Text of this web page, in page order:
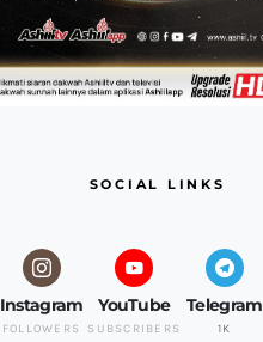
SOCIAL LINKS
Instagram
FOLLOWERS
YouTube
SUBSCRIBERS
Telegram
1K